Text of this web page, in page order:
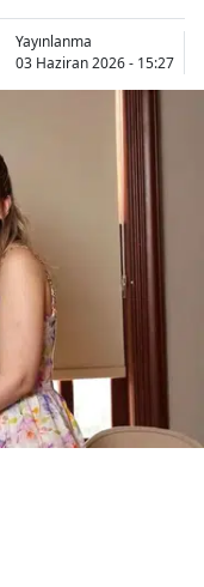
Yayınlanma
03 Haziran 2026 - 15:27